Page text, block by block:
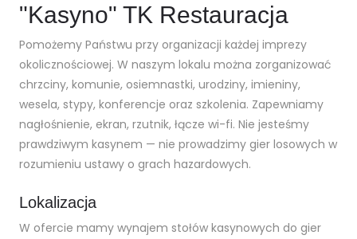
"Kasyno" TK Restauracja
Pomożemy Państwu przy organizacji każdej imprezy
okolicznościowej. W naszym lokalu można zorganizować
chrzciny, komunie, osiemnastki, urodziny, imieniny,
wesela, stypy, konferencje oraz szkolenia. Zapewniamy
nagłośnienie, ekran, rzutnik, łącze wi-fi. Nie jesteśmy
prawdziwym kasynem — nie prowadzimy gier losowych w
rozumieniu ustawy o grach hazardowych.
Lokalizacja
W ofercie mamy wynajem stołów kasynowych do gier